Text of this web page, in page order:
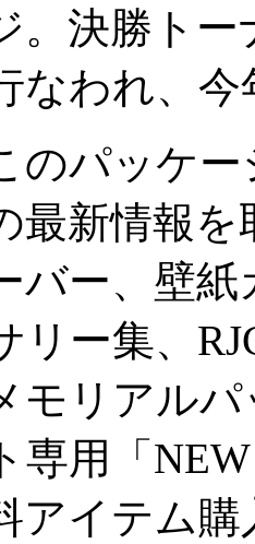
。決勝ト
なわれ、
パッケー
最新情報を
バー、壁
リー集、
モリアル
専用「
アイテム購